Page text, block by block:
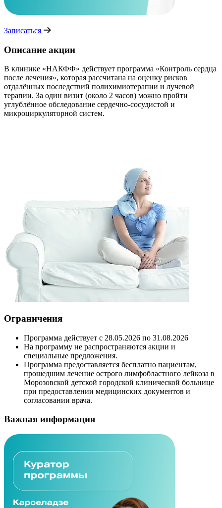
Записаться
Описание акции
В клинике «НАКФФ» действует программа «Контроль сердца
после лечения», которая рассчитана на оценку рисков
отдалённых последствий полихимиотерапии и лучевой
терапии. За один визит (около 2 часов) можно пройти
углублённое обследование сердечно-сосудистой и
микроциркуляторной систем.
Ограничения
Программа действует с 28.05.2026 по 31.08.2026
На программу не распространяются акции и
специальные предложения.
Программа предоставляется бесплатно пациентам,
прошедшим лечение острого лимфобластного лейкоза в
Морозовской детской городской клинической больнице
при предоставлении медицинских документов и
согласовании врача.
Важная информация